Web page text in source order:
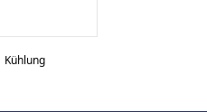
Kühlung